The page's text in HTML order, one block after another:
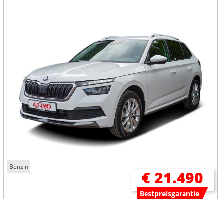
Benzin
€ 21.490
Bestpreisgarantie